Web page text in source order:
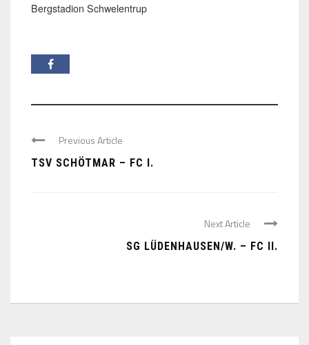
Bergstadion Schwelentrup
Previous Article
TSV SCHÖTMAR – FC I.
Next Article
SG LÜDENHAUSEN/W. – FC II.